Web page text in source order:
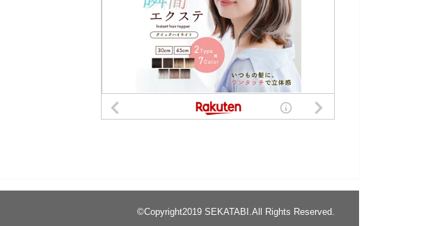
©Copyright2019 SEKATABI .All Rights Reserved.